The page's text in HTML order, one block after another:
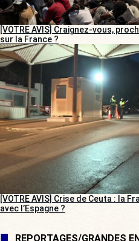
[VOTRE AVIS] Craignez-vous,
sur la France ?
[VOTRE AVIS] Crise de Ceuta : la
avec l’Espagne ?
REPORTAGES/GRANDES